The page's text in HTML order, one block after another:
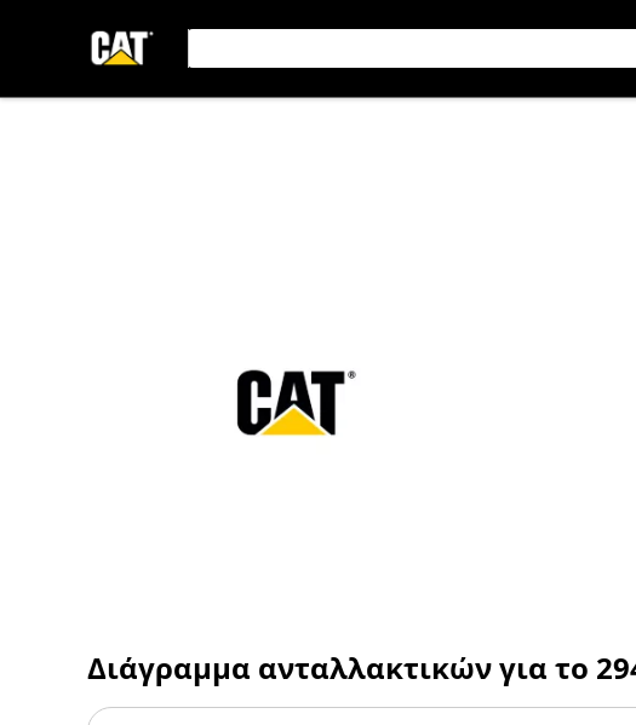
Διάγραμμα ανταλλακτικών για το